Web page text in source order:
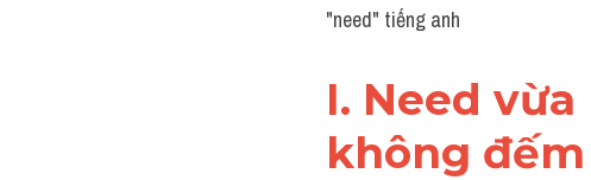
"need" tiếng anh
I. Need
không